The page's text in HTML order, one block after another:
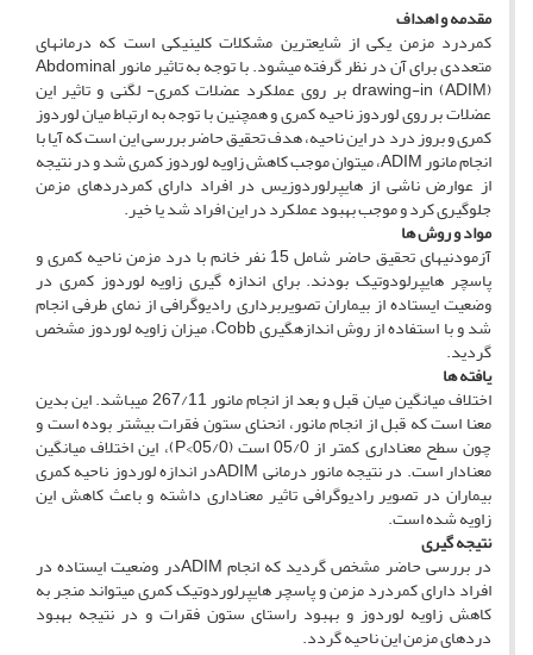
مقدمه و اهداف
کمردرد مزمن یکی از شایع­ترین مشکلات کلینیکی است که درمان­های
متعددی برای آن در نظر گرفته می­شود. با توجه به تاثیر مانور Abdominal
drawing-in (ADIM) بر روی عملکرد عضلات کمری- لگنی و تاثیر این
عضلات بر روی لوردوز ناحیه کمری و هم­چنین با توجه به ارتباط میان لوردوز
کمری و بروز درد در این ناحیه، هدف تحقیق حاضر بررسی این است که آیا با
انجام مانور ADIM، می­توان موجب کاهش زاویه لوردوز کمری شد و در نتیجه
از عوارض ناشی از هایپرلوردوزیس در افراد دارای کمردردهای مزمن
جلوگیری کرد و موجب بهبود عملکرد در این افراد شد یا خیر.
مواد و روش ­ها
آزمودنی­های تحقیق حاضر شامل 15 نفر خانم با درد مزمن ناحیه کمری و
پاسچر هایپرلودوتیک بودند. برای اندازه­ گیری زاویه لوردوز کمری در
وضعیت ایستاده از بیماران تصویربرداری رادیوگرافی از نمای طرفی انجام
شد و با استفاده از روش اندازه­گیری Cobb، میزان زاویه لوردوز مشخص
گردید.
یافته­ ها
اختلاف میانگین میان قبل و بعد از انجام مانور 267/11 می­باشد. این بدین
معنا است که قبل از انجام مانور، انحنای ستون فقرات بیشتر بوده است و
چون سطح معناداری کمتر از 05/0 است (05/0>P)، این اختلاف میانگین
معنادار است. در نتیجه مانور درمانی ADIMدر اندازه لوردوز ناحیه کمری
بیماران در تصویر رادیوگرافی تاثیر معناداری داشته و باعث کاهش این
زاویه شده است.
نتیجه ­گیری
در بررسی حاضر مشخص گردید که انجام ADIMدر وضعیت ایستاده در
افراد دارای کمردرد مزمن و پاسچر هایپرلوردوتیک کمری می­تواند منجر به
کاهش زاویه لوردوز و بهبود راستای ستون فقرات و در نتیجه بهبود
دردهای مزمن این ناحیه گردد.